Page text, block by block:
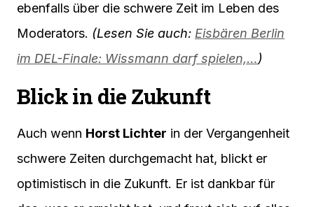
ebenfalls über die schwere Zeit im Leben des
Moderators. (Lesen Sie auch: Eisbären Berlin
im DEL-Finale: Wissmann darf spielen,…)
Blick in die Zukunft
Auch wenn Horst Lichter in der Vergangenheit
schwere Zeiten durchgemacht hat, blickt er
optimistisch in die Zukunft. Er ist dankbar für